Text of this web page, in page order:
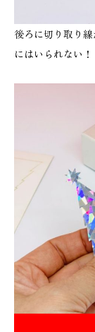
後ろに切り取り
にはいられない